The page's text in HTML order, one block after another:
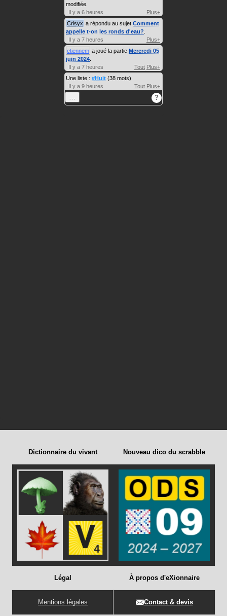
modifiée.
Il y a 6 heures
Plus+
Crisyx a répondu au sujet Comment
appelle t-on les ronds d'eau?
Il y a 7 heures
Plus+
etiennem a joué la partie Mercredi 05
juin 2024
Il y a 7 heures
Tout Plus+
Une liste : #Huit (38 mots)
Il y a 9 heures
Tout Plus+
?
Dictionnaire du vivant Nouveau dico du scrabble
Légal
Mentions légales
À propos d'eXionnaire
Contact & devis